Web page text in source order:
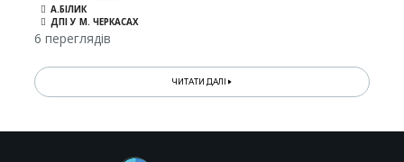
А.БІЛИК
ДПІ У М. ЧЕРКАСАХ
6 переглядів
ЧИТАТИ ДАЛІ